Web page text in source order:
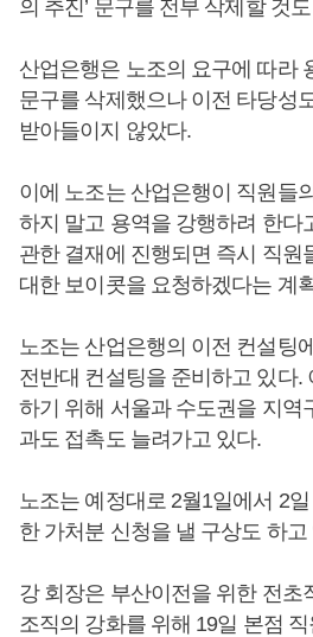
의 추진’ 문구를 전부 삭제할 것
산업은행은 노조의 요구에 따라
문구를 삭제했으나 이전 타당성
받아들이지 않았다.
이에 노조는 산업은행이 직원들
하지 말고 용역을 강행하려 한다
관한 결재에 진행되면 즉시 직원
대한 보이콧을 요청하겠다는 계
노조는 산업은행의 이전 컨설팅
전반대 컨설팅을 준비하고 있다.
하기 위해 서울과 수도권을 지역
과도 접촉도 늘려가고 있다.
노조는 예정대로 2월1일에서 2
한 가처분 신청을 낼 구상도 하고
강 회장은 부산이전을 위한 전초
조직의 강화를 위해 19일 본점